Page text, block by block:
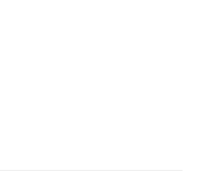
需儲值。
可結帳。
。